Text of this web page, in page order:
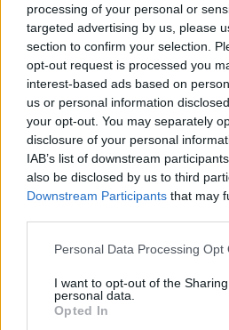
processing of your personal or
targeted advertising by us, please
section to confirm your selection.
opt-out request is processed you
interest-based ads based on
us or personal information
your opt-out. You may separately
disclosure of your personal
IAB’s list of downstream
also be disclosed by us to third
Downstream Participants that may
Please note that this website/app
not limited to your visit or usage
grant or deny consent to Google
use your data for below specified
Personal Data Processing Opt
I want to opt-out of the
personal data.
Opted In
l’occasione di portare a casa
della tecnologia! Sei pronto a
delle pulizie quotidiane?
AUTORE
Staff